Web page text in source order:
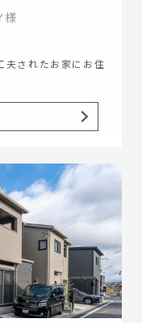
様
夫されたお家にお住